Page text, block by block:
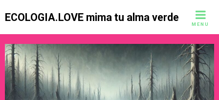
ECOLOGIA.LOVE mima tu alma verde
MENU